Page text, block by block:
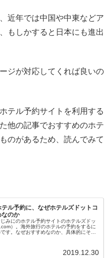
近年では中国や中東などア
もしかすると日本にも進出
ジが対応してくれば良いの
テル予約サイトを利用する
他の記事でおすすめのホテ
のがあるため、読んでみて
ル予約に、なぜホテルズドットコ
なのか
みにのホテル予約サイトのホテルズドッ
）。海外旅行のホテルの予約をするに
す。なぜおすすめなのか、具体的にその
2019.12.30